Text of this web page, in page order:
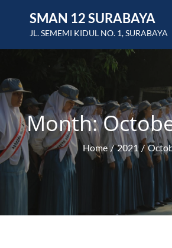
SMAN 12 SURABAYA
JL. SEMEMI KIDUL NO. 1, SURABAYA
Month:
Home 2021